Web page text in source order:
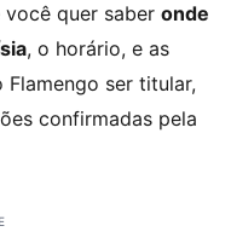
você quer saber onde
, o horário, e as
ser titular,
confirmadas pela